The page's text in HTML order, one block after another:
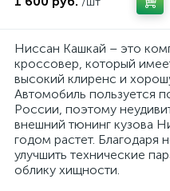
Ниссан Кашкай – это
кроссовер, который
высокий клиренс и
Автомобиль пользуется
России, поэтому
внешний тюнинг кузова
годом растет. Благодаря
улучшить технические
облику хищности.